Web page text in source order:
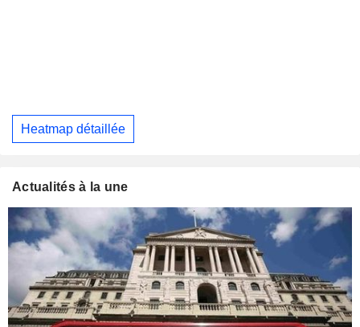
Heatmap détaillée
Actualités à la une